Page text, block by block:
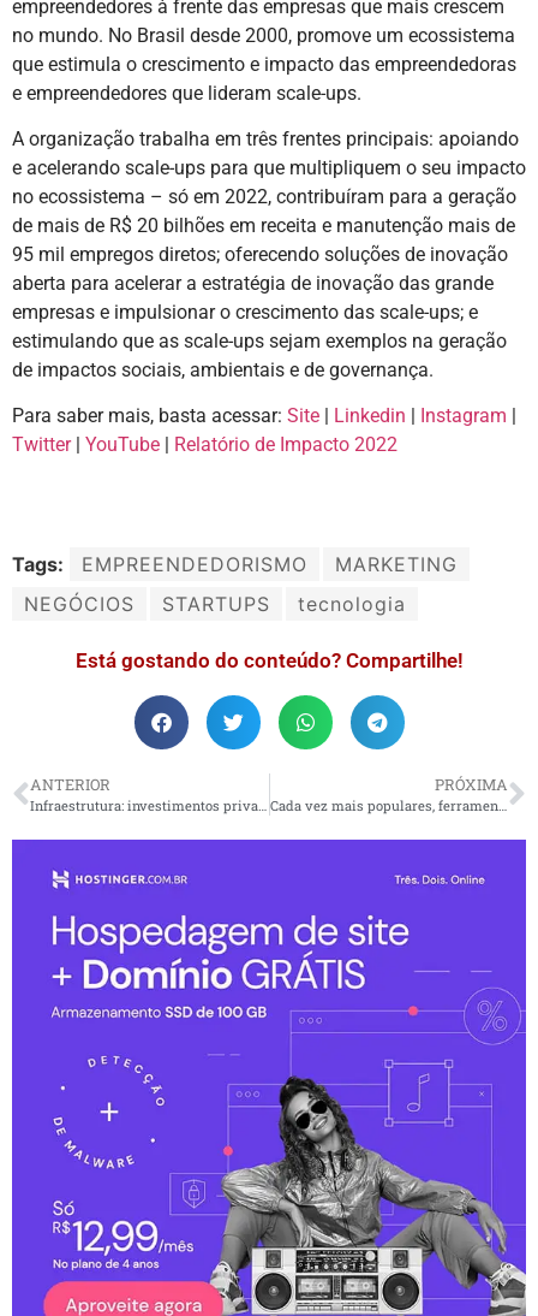
empreendedores à frente das empresas que mais crescem
no mundo. No Brasil desde 2000, promove um ecossistema
que estimula o crescimento e impacto das empreendedoras
e empreendedores que lideram scale-ups.
A organização trabalha em três frentes principais: apoiando
e acelerando scale-ups para que multipliquem o seu impacto
no ecossistema – só em 2022, contribuíram para a geração
de mais de R$ 20 bilhões em receita e manutenção mais de
95 mil empregos diretos; oferecendo soluções de inovação
aberta para acelerar a estratégia de inovação das grande
empresas e impulsionar o crescimento das scale-ups; e
estimulando que as scale-ups sejam exemplos na geração
de impactos sociais, ambientais e de governança.
Para saber mais, basta acessar: Site Linkedin Instagram
Twitter| YouTube Relatório de Impacto 2022
Tags: EMPREENDEDORISMO
MARKETING
NEGÓCIOS
STARTUPS tecnologia
Está gostando do conteúdo? Compartilhe!
ANTERIOR
Infraestrutura: investimentos privados somam R$ 131 bi
PRÓXIMA
Cada vez mais populares, ferramentas de IA ganham melhorias